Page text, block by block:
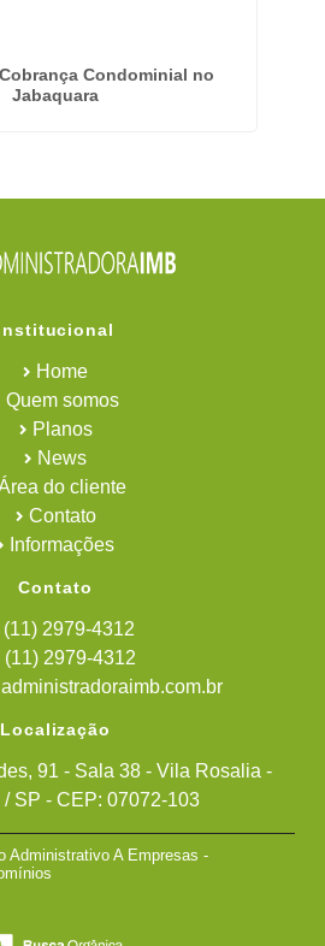
Condominial no
Jabaquara
Home
Quem somos
Planos
News
do cliente
Contato
Informações
Contato
(11) 2979-4312
(11) 2979-4312
Localização
91 - Sala 38 - Vila Rosalia -
SP - CEP: 07072-103
Administrativo A Empresas -